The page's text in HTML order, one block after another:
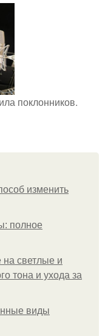
поклонников.
изменить
полное
светлые и
тона и ухода за
виды